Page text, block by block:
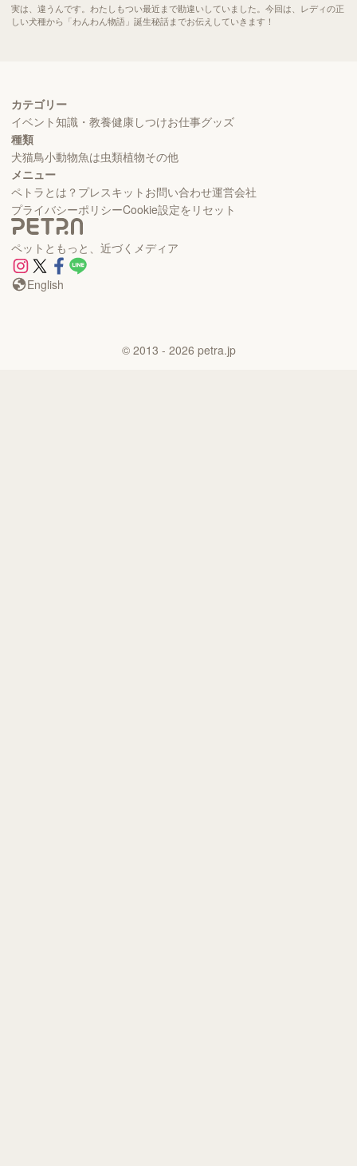
実は、違うんです。わたしもつい最近まで勘違いしていました。今回は、レディの正
しい犬種から「わんわん物語」誕生秘話までお伝えしていきます！
カテゴリー
イベント知識・教養健康しつけお仕事グッズ
種類
犬猫鳥小動物魚は虫類植物その他
メニュー
ペトラとは？ プレスキット お問い合わせ運営会社
プライバシーポリシーCookie設定をリセット
ペットともっと、近づくメディア
English
© 2013 - 2026 petra.jp